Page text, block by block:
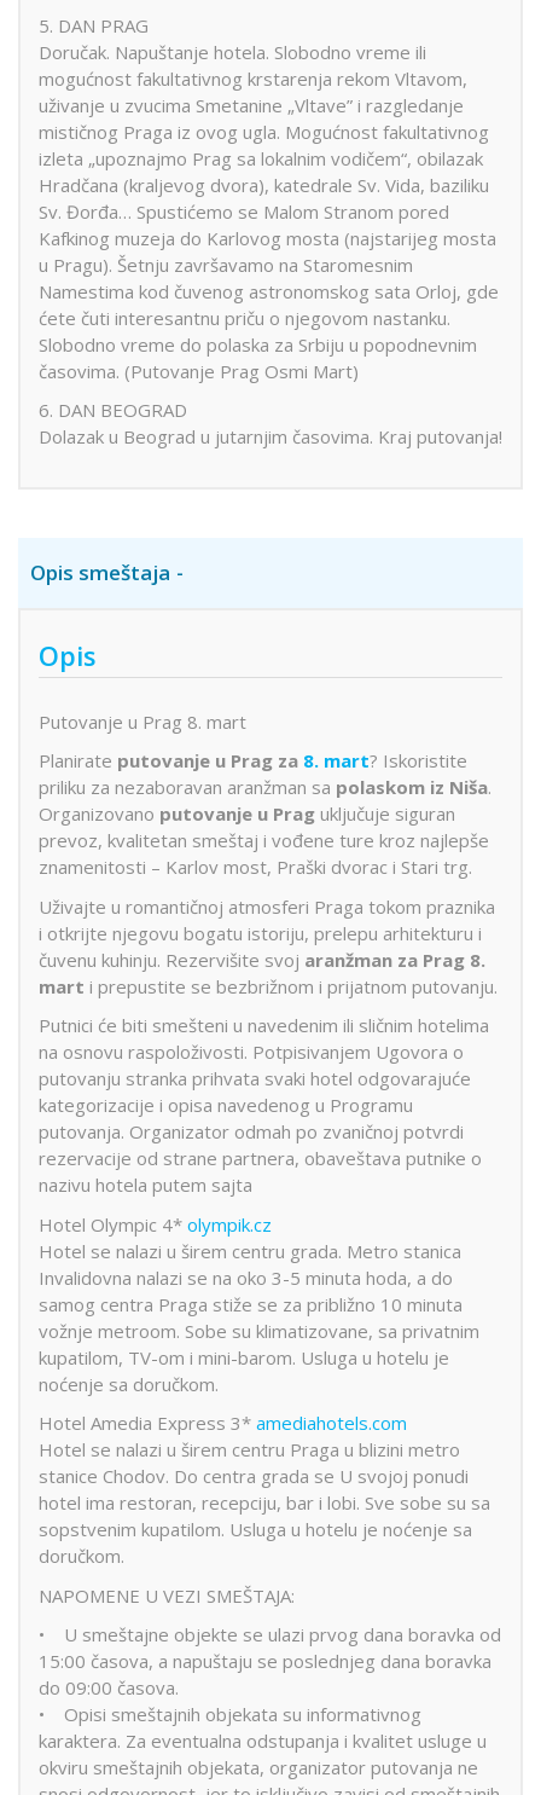
5. DAN PRAG
Doručak. Napuštanje hotela. Slobodno vreme ili
mogućnost fakultativnog krstarenja rekom Vltavom,
uživanje u zvucima Smetanine „Vltave” i razgledanje
mističnog Praga iz ovog ugla. Mogućnost fakultativnog
izleta „upoznajmo Prag sa lokalnim vodičem“, obilazak
Hradčana (kraljevog dvora), katedrale Sv. Vida, baziliku
Sv. Đorđa… Spustićemo se Malom Stranom pored
Kafkinog muzeja do Karlovog mosta (najstarijeg mosta
u Pragu). Šetnju završavamo na Staromesnim
Namestima kod čuvenog astronomskog sata Orloj, gde
ćete čuti interesantnu priču o njegovom nastanku.
Slobodno vreme do polaska za Srbiju u popodnevnim
časovima. (Putovanje Prag Osmi Mart)
6. DAN BEOGRAD
Dolazak u Beograd u jutarnjim časovima. Kraj putovanja!
Opis smeštaja
Opis
Putovanje u Prag 8. mart
Planirate putovanje u Prag za 8. mart? Iskoristite
priliku za nezaboravan aranžman sa polaskom iz Niša.
Organizovano putovanje u Prag uključuje siguran
prevoz, kvalitetan smeštaj i vođene ture kroz najlepše
znamenitosti – Karlov most, Praški dvorac i Stari trg.
Uživajte u romantičnoj atmosferi Praga tokom praznika
i otkrijte njegovu bogatu istoriju, prelepu arhitekturu i
čuvenu kuhinju. Rezervišite svoj aranžman za Prag 8.
mart i prepustite se bezbrižnom i prijatnom putovanju.
Putnici će biti smešteni u navedenim ili sličnim hotelima
na osnovu raspoloživosti. Potpisivanjem Ugovora o
putovanju stranka prihvata svaki hotel odgovarajuće
kategorizacije i opisa navedenog u Programu
putovanja. Organizator odmah po zvaničnoj potvrdi
rezervacije od strane partnera, obaveštava putnike o
nazivu hotela putem sajta
Hotel Olympic 4* olympik.cz
Hotel se nalazi u širem centru grada. Metro stanica
Invalidovna nalazi se na oko 3-5 minuta hoda, a do
samog centra Praga stiže se za približno 10 minuta
vožnje metroom. Sobe su klimatizovane, sa privatnim
kupatilom, TV-om i mini-barom. Usluga u hotelu je
noćenje sa doručkom.
Hotel Amedia Express 3* amediahotels.com
Hotel se nalazi u širem centru Praga u blizini metro
stanice Chodov. Do centra grada se U svojoj ponudi
hotel ima restoran, recepciju, bar i lobi. Sve sobe su sa
sopstvenim kupatilom. Usluga u hotelu je noćenje sa
doručkom.
NAPOMENE U VEZI SMEŠTAJA:
• U smeštajne objekte se ulazi prvog dana boravka od
15:00 časova, a napuštaju se poslednjeg dana boravka
do 09:00 časova.
• Opisi smeštajnih objekata su informativnog
karaktera. Za eventualna odstupanja i kvalitet usluge u
okviru smeštajnih objekata, organizator putovanja ne